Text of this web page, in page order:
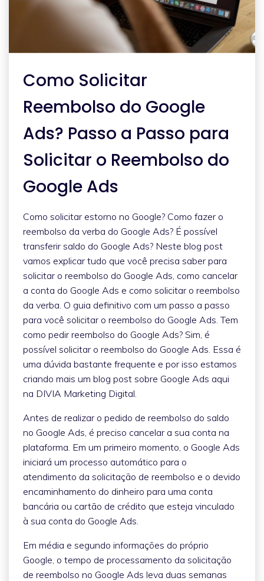
Como Solicitar
Reembolso do Google
Ads? Passo a Passo para
Solicitar o Reembolso do
Google Ads
Como solicitar estorno no Google? Como fazer o
reembolso da verba do Google Ads? É possível
transferir saldo do Google Ads? Neste blog post
vamos explicar tudo que você precisa saber para
solicitar o reembolso do Google Ads, como cancelar
a conta do Google Ads e como solicitar o reembolso
da verba. O guia definitivo com um passo a passo
para você solicitar o reembolso do Google Ads. Tem
como pedir reembolso do Google Ads? Sim, é
possível solicitar o reembolso do Google Ads. Essa é
uma dúvida bastante frequente e por isso estamos
criando mais um blog post sobre Google Ads aqui
na DIVIA Marketing Digital.
Antes de realizar o pedido de reembolso do saldo
no Google Ads, é preciso cancelar a sua conta na
plataforma. Em um primeiro momento, o Google Ads
iniciará um processo automático para o
atendimento da solicitação de reembolso e o devido
encaminhamento do dinheiro para uma conta
bancária ou cartão de crédito que esteja vinculado
à sua conta do Google Ads.
Em média e segundo informações do próprio
Google, o tempo de processamento da solicitação
de reembolso no Google Ads leva duas semanas